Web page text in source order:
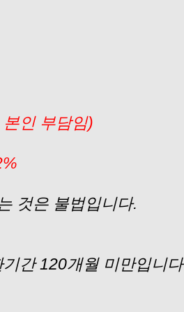
인 부담임)
것은 불법입니다.
간 120개월 미만입니다